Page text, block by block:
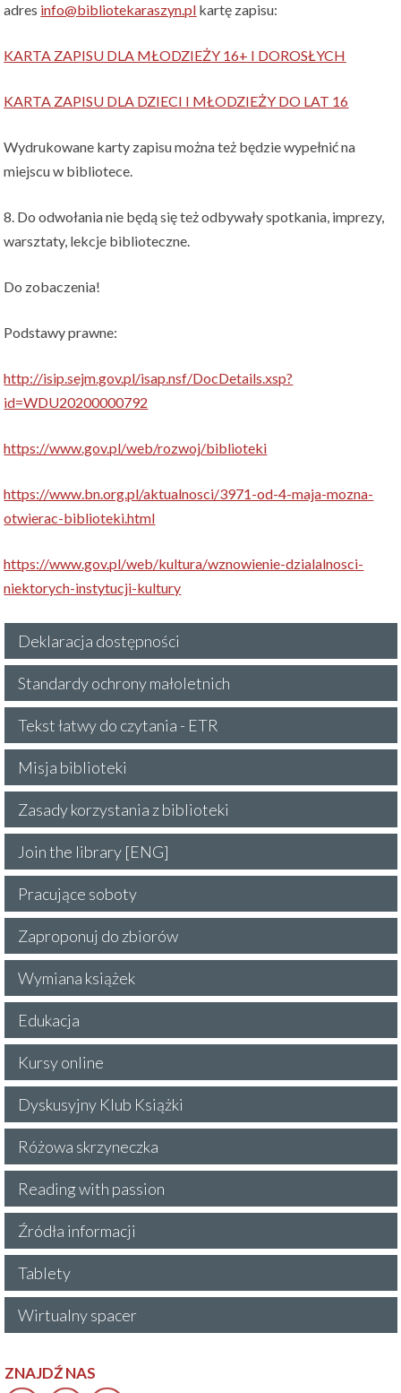
adres info@bibliotekaraszyn.pl kartę zapisu:
KARTA ZAPISU DLA MŁODZIEŻY 16+ I DOROSŁYCH
KARTA ZAPISU DLA DZIECI I MŁODZIEŻY DO LAT 16
Wydrukowane karty zapisu można też będzie wypełnić na
miejscu w bibliotece.
8. Do odwołania nie będą się też odbywały spotkania, imprezy,
warsztaty, lekcje biblioteczne.
Do zobaczenia!
Podstawy prawne:
http://isip.sejm.gov.pl/isap.nsf/DocDetails.xsp?
id=WDU20200000792
https://www.gov.pl/web/rozwoj/biblioteki
https://www.bn.org.pl/aktualnosci/3971-od-4-maja-mozna-
otwierac-biblioteki.html
https://www.gov.pl/web/kultura/wznowienie-dzialalnosci-
niektorych-instytucji-kultury
Deklaracja dostępności
Standardy ochrony małoletnich
Tekst łatwy do czytania - ETR
Misja biblioteki
Zasady korzystania z biblioteki
Join the library [ENG]
Pracujące soboty
Zaproponuj do zbiorów
Wymiana książek
Edukacja
Kursy online
Dyskusyjny Klub Książki
Różowa skrzyneczka
Reading with passion
Źródła informacji
Tablety
Wirtualny spacer
ZNAJDŹ NAS